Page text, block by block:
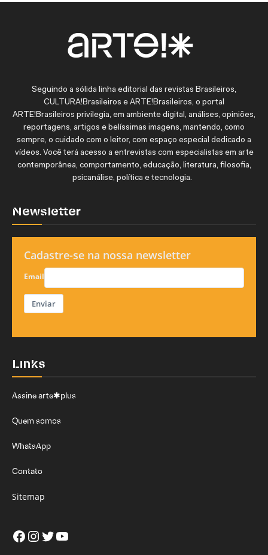
Seguindo a sólida linha editorial das revistas Brasileiros,
CULTURA!Brasileiros e ARTE!Brasileiros, o portal
ARTE!Brasileiros privilegia, em ambiente digital, análises, opiniões,
reportagens, artigos e belíssimas imagens, mantendo, como
sempre, o cuidado com o leitor, com espaço especial dedicado a
vídeos. Você terá acesso a entrevistas com especialistas em arte
contemporânea, comportamento, educação, literatura, filosofia,
psicanálise, política e tecnologia.
Newsletter
Cadastre-se na nossa newsletter
Email
Enviar
Links
Assine arte✱plus
Quem somos
WhatsApp
Contato
Sitemap
Facebook
Instagram
Twitter
Youtube